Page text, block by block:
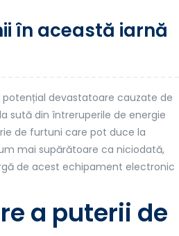
05
nov.
în această iarnă
devastatoare cauzate de
sută din întreruperile de energie
de furtuni care pot duce la
mai supărătoare ca niciodată,
de acest echipament electronic
a puterii de